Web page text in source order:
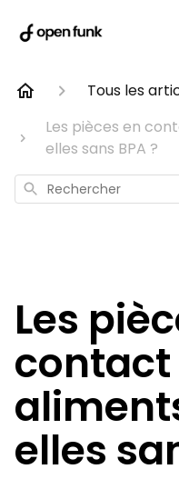
Tous les
Les pièces en
elles sans BPA ?
Rechercher
Les
contact
elles